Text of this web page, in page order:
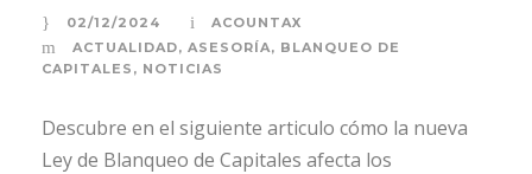
02/12/2024
ACOUNTAX
ACTUALIDAD, ASESORÍA, BLANQUEO DE
CAPITALES , NOTICIAS
Descubre en el siguiente articulo cómo la nueva
Ley de Blanqueo de Capitales afecta los